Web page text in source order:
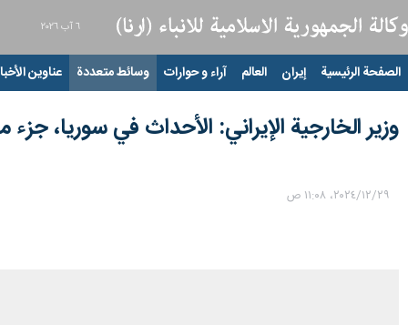
٦ آب ٢٠٢٦
الصفحة الرئيسية إيران العالم آراء و حوارات وسائط متعددة عناوين
وزير الخارجية الإيراني: الأحداث في سوريا،
٢٩‏/١٢‏/٢٠٢٤، ١١:٠٨ ص